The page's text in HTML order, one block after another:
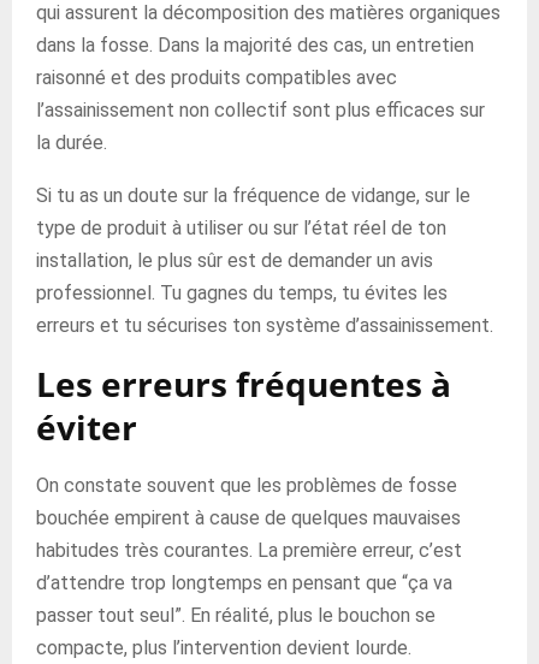
qui assurent la décomposition des matières organiques
dans la fosse. Dans la majorité des cas, un entretien
raisonné et des produits compatibles avec
l’assainissement non collectif sont plus efficaces sur
la durée.
Si tu as un doute sur la fréquence de vidange, sur le
type de produit à utiliser ou sur l’état réel de ton
installation, le plus sûr est de demander un avis
professionnel. Tu gagnes du temps, tu évites les
erreurs et tu sécurises ton système d’assainissement.
Les erreurs fréquentes à
éviter
On constate souvent que les problèmes de fosse
bouchée empirent à cause de quelques mauvaises
habitudes très courantes. La première erreur, c’est
d’attendre trop longtemps en pensant que “ça va
passer tout seul”. En réalité, plus le bouchon se
compacte, plus l’intervention devient lourde.